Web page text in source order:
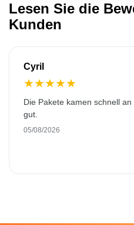
Lesen Sie die
Kunden
Cyril
★★★★★
Die Pakete kamen schnell
gut.
05/08/2026